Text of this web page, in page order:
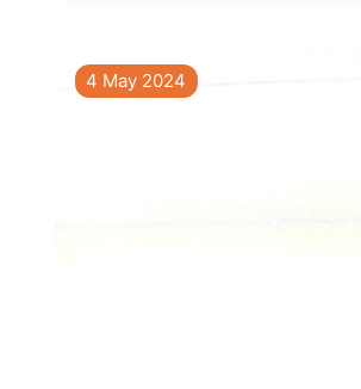
4 May 2024